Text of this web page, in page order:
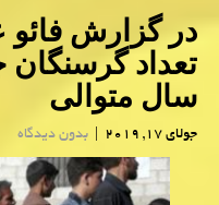
در گزارش فائو
تعداد
سال متوالی
جولای 17, 2019 | بدون دیدگاه